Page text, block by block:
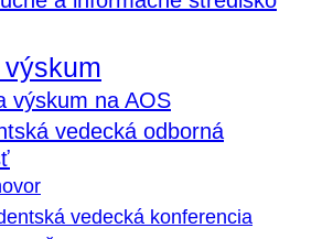
výskum na AOS
vedecká odborná
vedecká konferencia